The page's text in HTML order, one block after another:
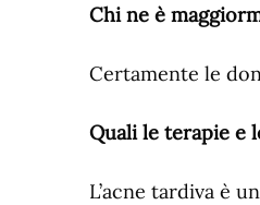
Chi ne è
Certamente le
Quali le terapie e
L’acne tardiva è